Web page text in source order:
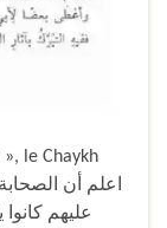
le Chaykh
عليهم